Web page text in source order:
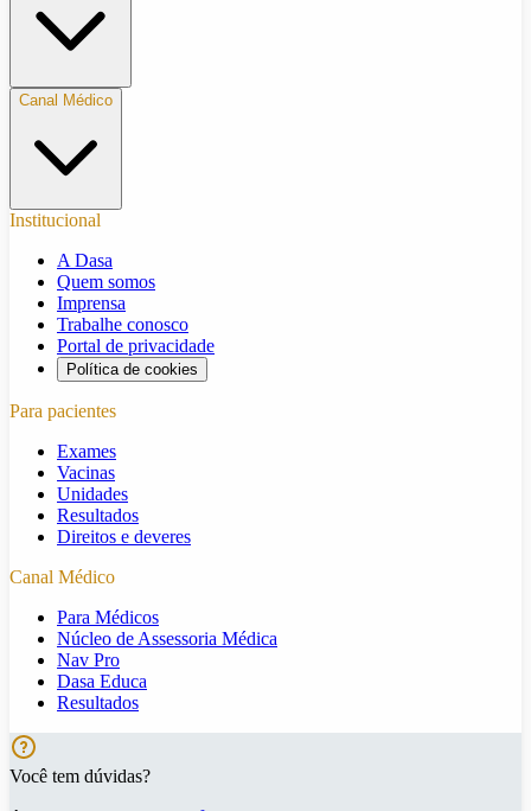
Canal Médico
Institucional
A Dasa
Quem somos
Imprensa
Trabalhe conosco
Portal de privacidade
Política de cookies
Para pacientes
Exames
Vacinas
Unidades
Resultados
Direitos e deveres
Canal Médico
Para Médicos
Núcleo de Assessoria Médica
Nav Pro
Dasa Educa
Resultados
Você tem dúvidas?